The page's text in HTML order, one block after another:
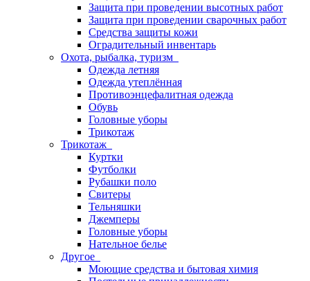
Защита при проведении высотных работ
Защита при проведении сварочных работ
Средства защиты кожи
Оградительный инвентарь
Охота, рыбалка, туризм
Одежда летняя
Одежда утеплённая
Противоэнцефалитная одежда
Обувь
Головные уборы
Трикотаж
Трикотаж
Куртки
Футболки
Рубашки поло
Свитеры
Тельняшки
Джемперы
Головные уборы
Нательное белье
Другое
Моющие средства и бытовая химия